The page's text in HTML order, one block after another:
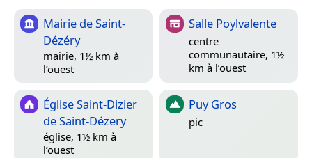
Mairie de Saint-
Dézéry
mairie, 1½ km à
l’ouest
Salle Poylvalente
centre
communautaire, 1½
km à l’ouest
Église Saint-Dizier
de Saint-Dézery
église, 1½ km à
l’ouest
Puy Gros
pic